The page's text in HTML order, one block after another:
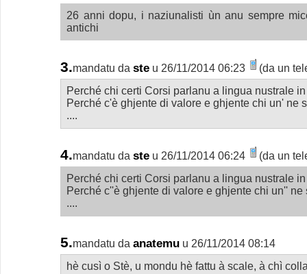
26 anni dopu, i naziunalisti ùn anu sempre
antichi
3.mandatu da ste u 26/11/2014 06:23
(da un
Perché chi certi Corsi parlanu a lingua nustrale
Perché c'è ghjente di valore e ghjente chi un' ne
....
4.mandatu da ste u 26/11/2014 06:24
(da un
Perché chi certi Corsi parlanu a lingua nustrale
Perché c''è ghjente di valore e ghjente chi un'' ne
....
5.mandatu da anatemu u 26/11/2014 08:14
hè cusì o Stè, u mondu hè fattu à scale, à chì